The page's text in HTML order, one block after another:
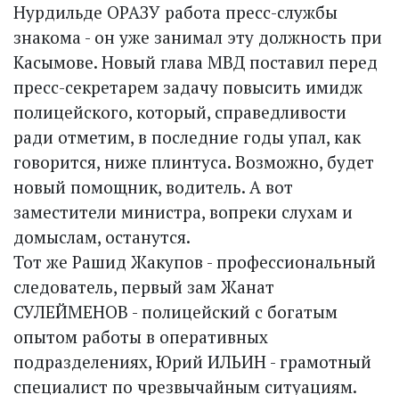
Нурдильде ОРАЗУ работа пресс-службы
знакома - он уже занимал эту должность при
Касымове. Новый глава МВД поставил перед
пресс-секретарем задачу повысить имидж
полицейского, который, справедливости
ради отметим, в последние годы упал, как
говорится, ниже плинтуса. Возможно, будет
новый помощник, водитель. А вот
заместители министра, вопреки слухам и
домыслам, останутся.
Тот же Рашид Жакупов - профессио­нальный
следователь, первый зам Жанат
СУЛЕЙМЕНОВ - полицейский с богатым
опытом работы в оперативных
подразделениях, Юрий ИЛЬИН - грамотный
специалист по чрезвычайным ситуациям.